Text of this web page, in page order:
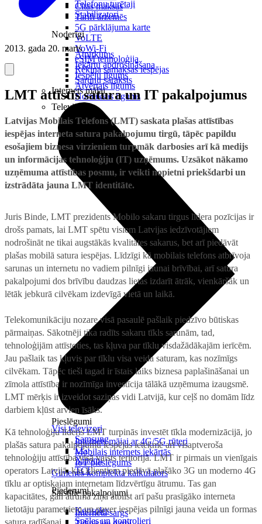
Citas maksas
Tarifi ārzemēs
5G pārklājuma karte
VoLTE
VoWi-Fi
eSIM tehnoloģija
Rēķina samaksas iespējas
Sarunu saraksts
Internets mājai
Pieslēgumi
Internets mājai ar 4G/5G rūteri
Mobilais internets iekārtās
IoT pieslēgums
Ģimenes komplekta kalkulators
Saistītie pakalpojumi
Interneta sargs
Telefonu turētaji
Stabilizatori
Noderīgi
Atpirkums
Iekārtu apdrošināšana
Iespēju līgums
Atvērtais līgums
Nomaksas līgums
Televizori
Visi televizori
Samsung
LG
Xiaomi
TCL
Piederumi
Konsoles
Spēles un kontrolieri
2013. gada 20. marts
LMT attīstīs satura un IT pakalpojumus
Latvijas Mobilais Telefons (LMT) saskata plašas attīstības
iespējas interneta satura pakalpojumu tirgū, tāpēc papildu
esošajiem biznesa virzieniem turpmāk darbosies arī kā medijs
un informācijas tehnoloģiju (IT) uzņēmums. Uzsākot nākamo
uzņēmuma attīstības posmu, ir veikti nopietni priekšdarbi un
izstrādāta jauna LMT identitāte.
Juris Binde, LMT prezidentsMobilo sakaru tirgus līdera pozīcijas ir
drošs pamats, lai LMT spētu visiem Latvijas iedzīvotājiem
nodrošināt ne tikai augstākās kvalitātes sakarus, bet arī piedāvāt
plašas mobilā satura iespējas. Līdzīgi kā mobilais telefons atbrīvoja
sarunas un internetu no vadiem pilnīgi jaunai brīvībai, arī satura
pakalpojumi dos brīvību daudzas lietas izdarīt ātrāk, vienkāršāk un
lētāk jebkurā cilvēkam izdevīgā vietā un laikā.
Telekomunikāciju nozare visā pasaulē pašlaik piedzīvo būtiskas
pārmaiņas. Sākotnēji tika radīts sakaru tīkls sarunām, tad,
tehnoloģijām attīstoties, tas kļuva par tīklu visdažādākajām ierīcēm.
Jau pašlaik tas kļuvis par tīklu visa veida saturam, kas nozīmīgs
cilvēkam. Tāpēc tieši tagad ir īstais laiks biznesa paplašināšanai un
zīmola attīstība ir nozīmīga investīcija tālākā uzņēmuma izaugsmē.
LMT mērķis ir izveidot saziņas vidi Latvijā, kur ceļš no domām līdz
darbiem kļūst arvien īsāks.
Kā tehnoloģiju līderis LMT turpinās investēt tīkla modernizācijā, jo
plašās satura pakalpojumu iespējas ietekmē arī visaptveroša
tehnoloģiju attīstība visā valsts teritorijā. LMT ir pirmais un vienīgais
operators Latvijā, kas klientiem piedāvā plašāko 3G un moderno 4G
tīklu ar optiskajam internetam līdzvērtīgu ātrumu. Tas gan
kapacitātes, gan ātruma ziņā atbilst arī pašu prasīgāko interneta
lietotāju parametriem un paver iespējas pilnīgi jauna veida un formas
satura radīšanai.